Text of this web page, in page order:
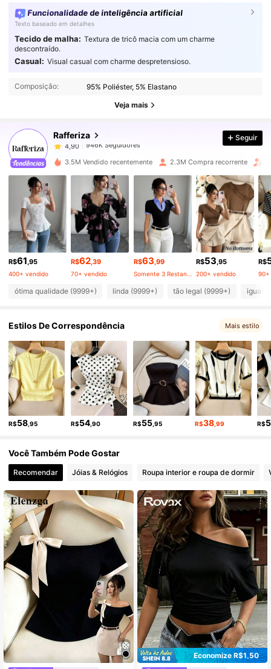
Funcionalidade de inteligência artificial
Texto baseado em detalhes
Tecido de malha: Textura de tricô macia com um charme
descontraído.
Casual: Visual casual com charme despretensioso.
Composição: 95% Poliéster, 5% Elastano
Veja mais
Rafferiza
4,90 946K Seguidores
946K Seguidores
4,90
946K Seguidores
p***a
pago 1 dia atrás
4,90 946K Seguidores
4,90 946K Seguidores
4,90 946K Seguidores
4,90 946K Seguidores
4,90 946K Seguidores
4,90 946K Seguidores
4,90 946K Seguidores
Seguir
3.5M Vendido recentemente 2.3M Compra recorrente
R$61 ,95
400+ vendido
R$62 ,39
70+ vendido
R$63 ,99
Somente 3 Restante
R$53 ,95
200+ vendido
R$
90+
ótima qualidade (9999+) linda (9999+) tão legal (9999+) igual a
Estilos De Correspondência Mais estilo
R$58 ,95 R$54 ,90 R$55,95 R$38 ,99 R$
Você Também Pode Gostar
Recomendar Jóias & Relógios Roupa interior e roupa de dormir
Economize R$1,50